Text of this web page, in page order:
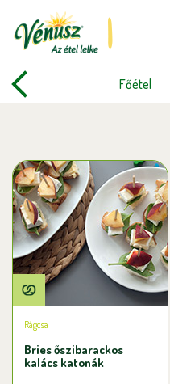
Főétel
Rágcsa
Bries őszibarackos
kalács katonák